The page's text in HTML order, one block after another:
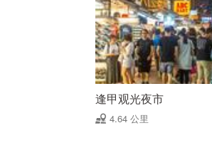
逢甲观光夜市
4.64 公里